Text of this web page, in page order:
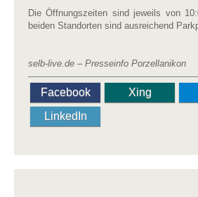
Die Öffnungszeiten sind jeweils von
beiden Standorten sind ausreichend
selb-live.de – Presseinfo Porzellanikon
Facebook Xing
LinkedIn